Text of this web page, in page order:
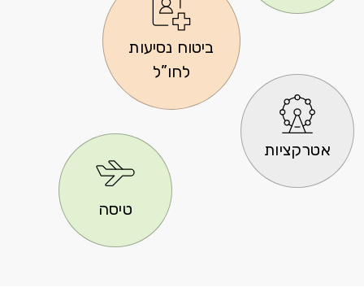
ביטוח נסיעות
לחו”ל
אטרקציות
טיסה